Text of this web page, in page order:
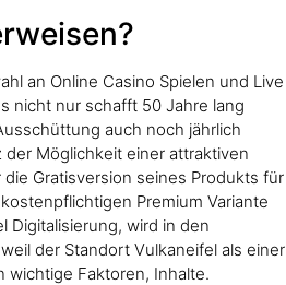
an Online Casino Spielen und Live
nicht nur schafft 50 Jahre lang
auch noch jährlich
Möglichkeit einer attraktiven
Gratisversion seines Produkts für
Premium Variante
Digitalisierung, wird in den
der Standort Vulkaneifel als einer
wichtige Faktoren, Inhalte.